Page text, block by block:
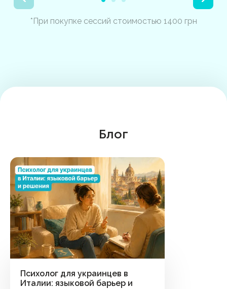
*При покупке сессий стоимостью 1400 грн
Блог
Психолог для украинцев в
Италии: языковой барьер и